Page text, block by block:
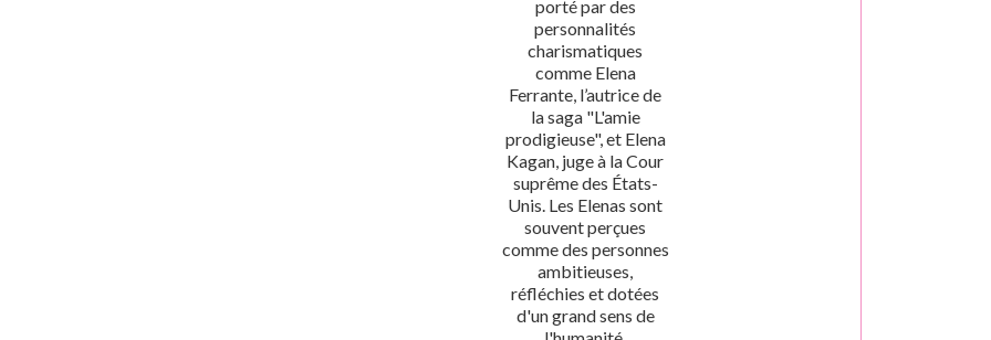
porté par des
personnalités
charismatiques
comme Elena
Ferrante, l’autrice de
la saga "L'amie
prodigieuse", et Elena
Kagan, juge à la Cour
suprême des États-
Unis. Les Elenas sont
souvent perçues
comme des personnes
ambitieuses,
réfléchies et dotées
d'un grand sens de